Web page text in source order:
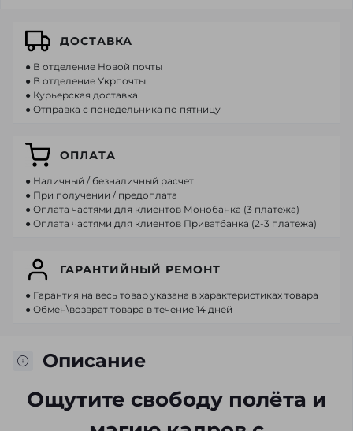
Описание
Ощутите свободу полёта и
ДОСТАВКА
● В отделение Новой почты
● В отделение Укрпочты
● Курьерская доставка
● Отправка с понедельника по пятницу
ОПЛАТА
● Наличный / безналичный расчет
● При получении / предоплата
● Оплата частями для клиентов Монобанка (3 платежа)
● Оплата частями для клиентов Приватбанка (2-3 платежа)
ГАРАНТИЙНЫЙ РЕМОНТ
● Гарантия на весь товар указана в характеристиках товара
● Обмен\возврат товара в течение 14 дней